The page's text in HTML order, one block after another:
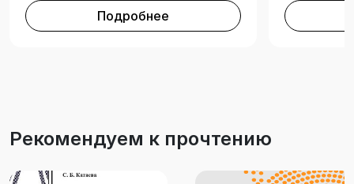
Подробнее
Рекомендуем к прочтению